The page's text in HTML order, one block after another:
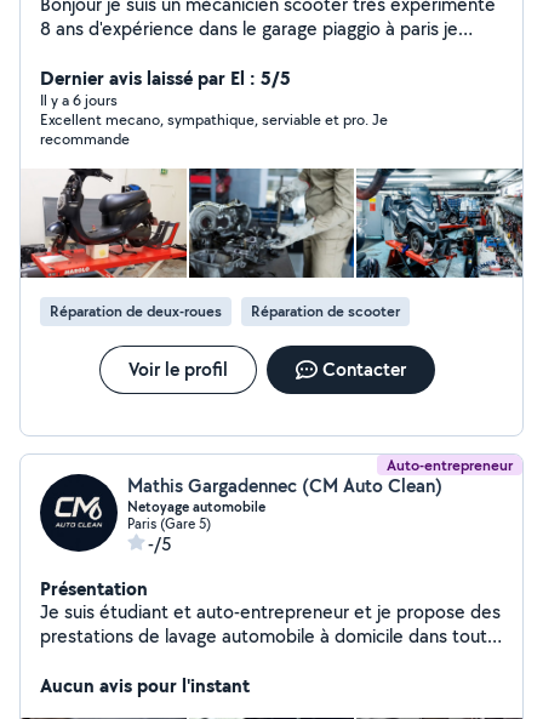
8 ans d'expérience dans le garage piaggio à paris je
cordialement
Dernier avis laissé par El : 5/5
Il y a 6 jours
Excellent mecano, sympathique, serviable et pro. Je
recommande
Réparation de deux-roues Réparation de scooter
Voir le profil Contacter
Auto-entrepreneur
Mathis Gargadennec (CM Auto Clean)
Netoyage automobile
Paris (Gare 5)
-/5
Présentation
Je suis étudiant et auto-entrepreneur et je propose des
prestations de lavage automobile à domicile dans toute
pour nettoyer l'intérieur de votre véhicule. J'ai aussi une
Aucun avis pour l'instant